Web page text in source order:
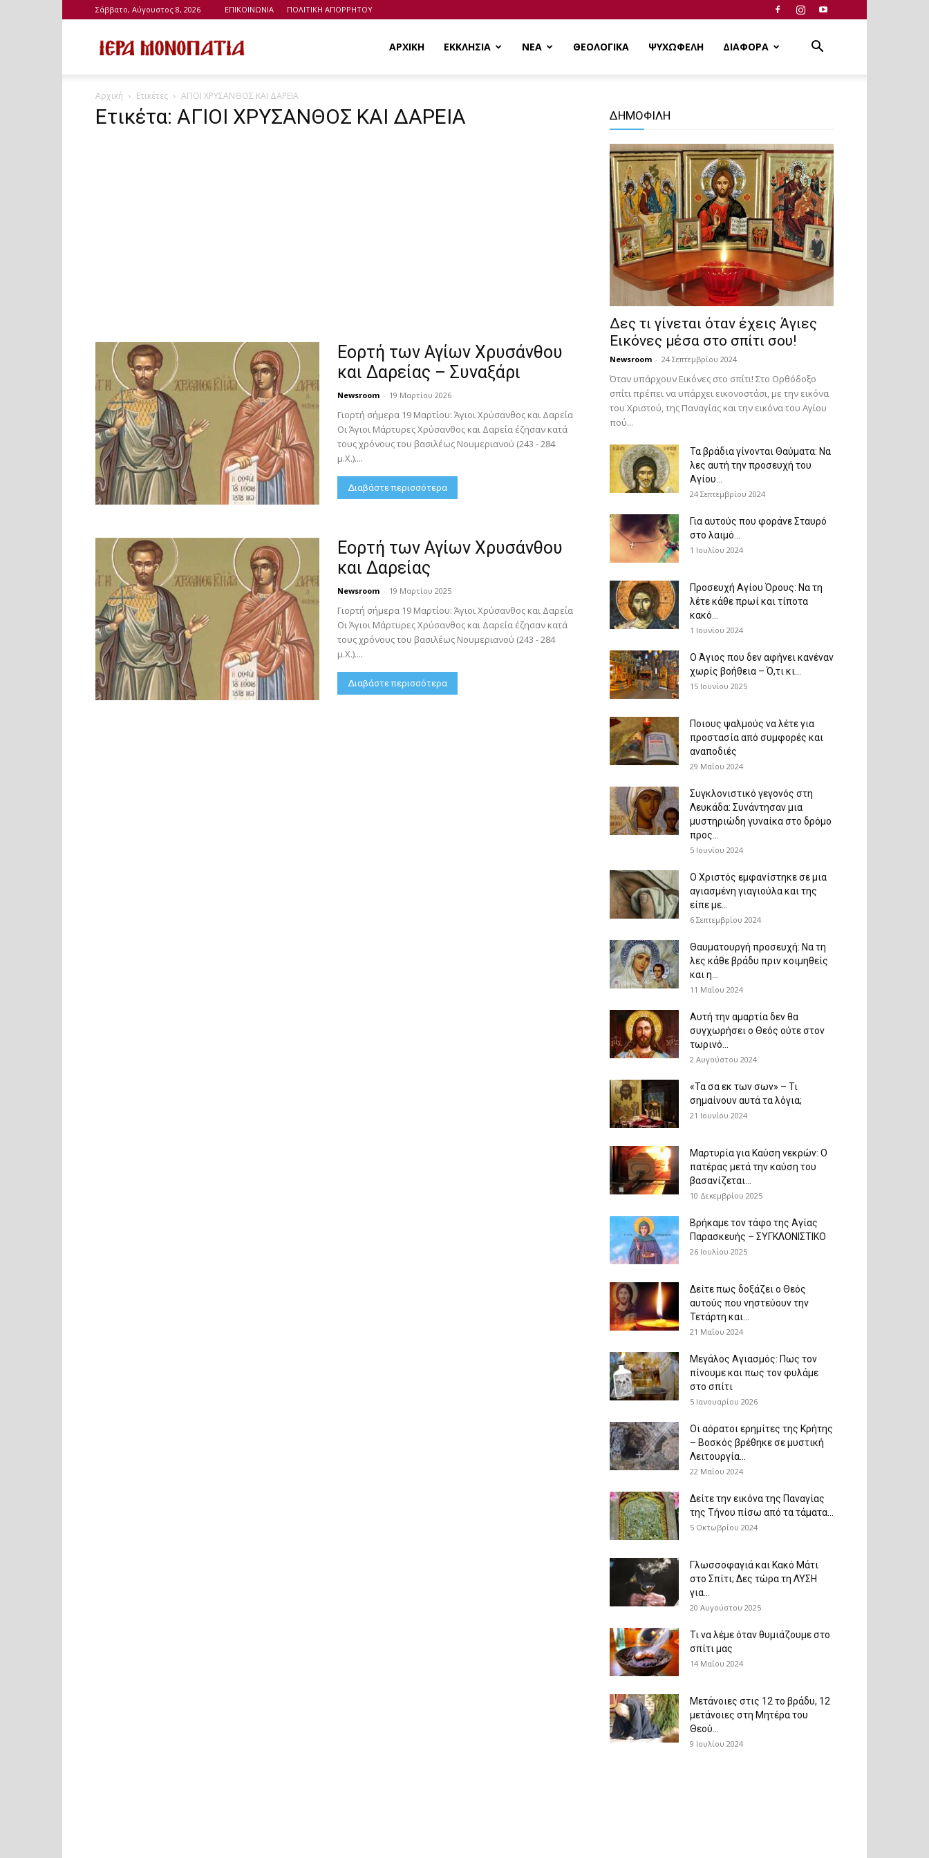
Σάββατο, Αύγουστος 8, 2026 ΕΠΙΚΟΙΝΩΝΙΑ ΠΟΛΙΤΙΚΗ ΑΠΟΡΡΗΤΟΥ
Μονοπάτια
ΑΡΧΙΚΗ ΕΚΚΛΗΣΙΑ ΝΕΑ ΘΕΟΛΟΓΙΚΑ ΨΥΧΩΦΕΛΗ ΔΙΑΦΟΡΑ
Αρχική Ετικέτες ΑΓΙΟΙ ΧΡΥΣΑΝΘΟΣ ΚΑΙ ΔΑΡΕΙΑ
Ετικέτα: ΑΓΙΟΙ ΧΡΥΣΑΝΘΟΣ ΚΑΙ ΔΑΡΕΙΑ
Εορτή των Αγίων Χρυσάνθου
και Δαρείας – Συναξάρι
Newsroom - 19 Μαρτίου 2026
Γιορτή σήμερα 19 Μαρτίου: Άγιοι Χρύσανθος και Δαρεία
Οι Άγιοι Μάρτυρες Χρύσανθος και Δαρεία έζησαν κατά
τους χρόνους του βασιλέως Νουμεριανού (243 - 284
μ.Χ.)....
Διαβάστε περισσότερα
Εορτή των Αγίων Χρυσάνθου
και Δαρείας
Newsroom - 19 Μαρτίου 2025
Γιορτή σήμερα 19 Μαρτίου: Άγιοι Χρύσανθος και Δαρεία
Οι Άγιοι Μάρτυρες Χρύσανθος και Δαρεία έζησαν κατά
τους χρόνους του βασιλέως Νουμεριανού (243 - 284
μ.Χ.)....
Διαβάστε περισσότερα
ΔΗΜΟΦΙΛΗ
Δες τι γίνεται όταν έχεις Άγιες
Εικόνες μέσα στο σπίτι σου!
Newsroom - 24 Σεπτεμβρίου 2024
Όταν υπάρχουν Εικόνες στο σπίτι! Στο Ορθόδοξο
σπίτι πρέπει να υπάρχει εικονοστάσι, με την εικόνα
του Χριστού, της Παν­αγίας και την εικόνα του Αγίου
πού...
Τα βράδια γίνονται Θαύματα: Να
λες αυτή την προσευχή του
Αγίου...
24 Σεπτεμβρίου 2024
Για αυτούς που φοράνε Σταυρό
στο λαιμό…
1 Ιουλίου 2024
Προσευχή Αγίου Όρους: Να τη
λέτε κάθε πρωί και τίποτα
κακό...
1 Ιουνίου 2024
Ο Άγιος που δεν αφήνει κανέναν
χωρίς βοήθεια – Ό,τι κι...
15 Ιουνίου 2025
Ποιους ψαλμούς να λέτε για
προστασία από συμφορές και
αναποδιές
29 Μαΐου 2024
Συγκλονιστικό γεγονός στη
Λευκάδα: Συνάντησαν μια
μυστηριώδη γυναίκα στο δρόμο
προς...
5 Ιουνίου 2024
Ο Χριστός εμφανίστηκε σε μια
αγιασμένη γιαγιούλα και της
είπε με...
6 Σεπτεμβρίου 2024
Θαυματουργή προσευχή: Να τη
λες κάθε βράδυ πριν κοιμηθείς
και η...
11 Μαΐου 2024
Αυτή την αμαρτία δεν θα
συγχωρήσει ο Θεός ούτε στον
τωρινό...
2 Αυγούστου 2024
«Τα σα εκ των σων» – Τι
σημαίνουν αυτά τα λόγια;
21 Ιουνίου 2024
Μαρτυρία για Καύση νεκρών: Ο
πατέρας μετά την καύση του
βασανίζεται...
10 Δεκεμβρίου 2025
Βρήκαμε τον τάφο της Αγίας
Παρασκευής – ΣΥΓΚΛΟΝΙΣΤΙΚΟ
26 Ιουλίου 2025
Δείτε πως δοξάζει ο Θεός
αυτούς που νηστεύουν την
Τετάρτη και...
21 Μαΐου 2024
Μεγάλος Αγιασμός: Πως τον
πίνουμε και πως τον φυλάμε
στο σπίτι
5 Ιανουαρίου 2026
Οι αόρατοι ερημίτες της Κρήτης
– Βοσκός βρέθηκε σε μυστική
Λειτουργία...
22 Μαΐου 2024
Δείτε την εικόνα της Παναγίας
της Τήνου πίσω από τα τάματα...
5 Οκτωβρίου 2024
Γλωσσοφαγιά και Κακό Μάτι
στο Σπίτι; Δες τώρα τη ΛΥΣΗ
για...
20 Αυγούστου 2025
Τι να λέμε όταν θυμιάζουμε στο
σπίτι μας
14 Μαΐου 2024
Μετάνοιες στις 12 το βράδυ, 12
μετάνοιες στη Μητέρα του
Θεού...
9 Ιουλίου 2024